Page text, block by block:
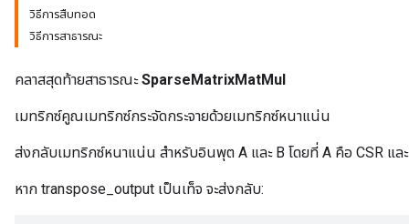
วิธีการสืบทอด
วิธีการสาธารณะ
คลาสสุดท้ายสาธารณะSparseMatrixMatMul
เมทริกซ์คูณเมทริกซ์กระจัดกระจายด้วยเมทริกซ์หนาแน่น
ส่งกลับเมทริกซ์หนาแน่น สำหรับอินพุต A และ B โดยที่ A คือ CSR
หาก transpose_output เป็นเท็จ จะส่งกลับ: